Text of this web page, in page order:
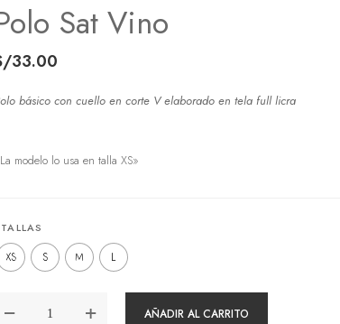
Sat Vino
33.00
básico con cuello en corte V elaborado en tela full licra
modelo lo usa en talla XS»
TALLAS
XS S M L
SAT
AÑADIR AL CARRITO